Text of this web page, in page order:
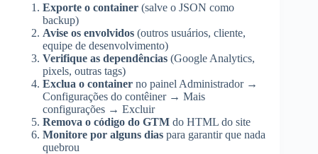
Exporte o container (salve o JSON como
backup)
Avise os envolvidos (outros usuários, cliente,
equipe de desenvolvimento)
Verifique as dependências (Google Analytics,
pixels, outras tags)
Exclua o container no painel Administrador →
Configurações do contêiner → Mais
configurações → Excluir
Remova o código do GTM do HTML do site
Monitore por alguns dias para garantir que nada
quebrou